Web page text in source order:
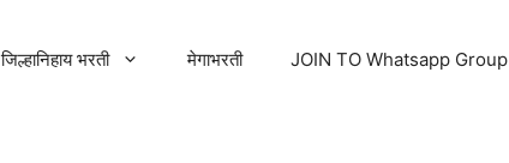
जिल्हानिहाय भरती मेगाभरती JOIN TO Whatsapp Group